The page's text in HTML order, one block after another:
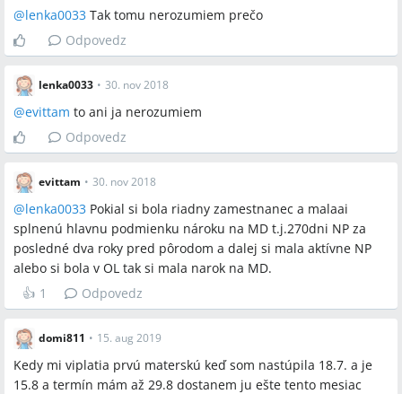
@lenka0033 Tak tomu nerozumiem prečo
Odpovedz
lenka0033 • 30. nov 2018
@evittam to ani ja nerozumiem
Odpovedz
evittam • 30. nov 2018
@lenka0033 Pokial si bola riadny zamestnanec a malaai
splnenú hlavnu podmienku nároku na MD t.j.270dni NP za
posledné dva roky pred pôrodom a dalej si mala aktívne NP
alebo si bola v OL tak si mala narok na MD.
👍 1 Odpovedz
domi811 • 15. aug 2019
Kedy mi viplatia prvú materskú keď som nastúpila 18.7. a je
15.8 a termín mám až 29.8 dostanem ju ešte tento mesiac